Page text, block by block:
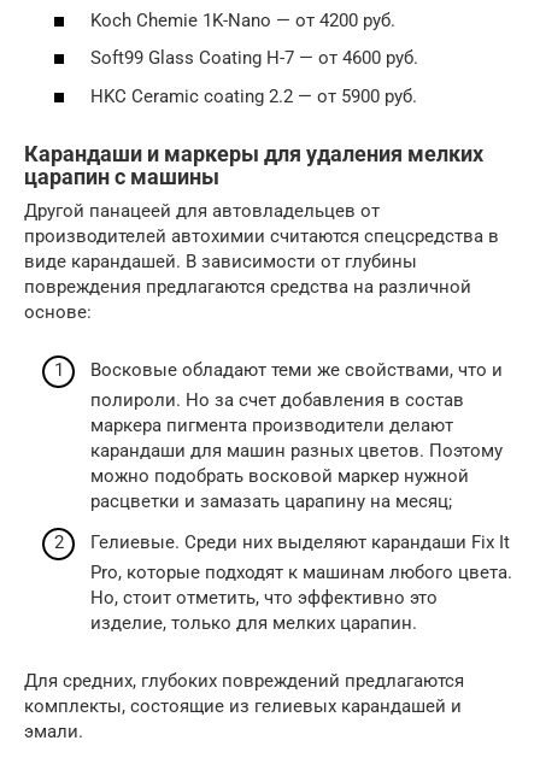
Koch Chemie 1K-Nano — от 4200 руб.
Soft99 Glass Coating H-7 — от 4600 руб.
HKC Ceramic coating 2.2 — от 5900 руб.
Карандаши и маркеры для удаления мелких
царапин с машины
Другой панацеей для автовладельцев от
производителей автохимии считаются спецсредства в
виде карандашей. В зависимости от глубины
повреждения предлагаются средства на различной
основе:
Восковые обладают теми же свойствами, что и
полироли. Но за счет добавления в состав
маркера пигмента производители делают
карандаши для машин разных цветов. Поэтому
можно подобрать восковой маркер нужной
расцветки и замазать царапину на месяц;
Гелиевые. Среди них выделяют карандаши Fix It
Pro, которые подходят к машинам любого цвета.
Но, стоит отметить, что эффективно это
изделие, только для мелких царапин.
Для средних, глубоких повреждений предлагаются
комплекты, состоящие из гелиевых карандашей и
эмали.